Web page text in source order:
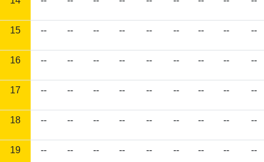
15 -- -- -- -- -- -- -- -- --
16 -- -- -- -- -- -- -- -- --
17 -- -- -- -- -- -- -- -- --
18 -- -- -- -- -- -- -- -- --
19 -- -- -- -- -- -- -- -- --